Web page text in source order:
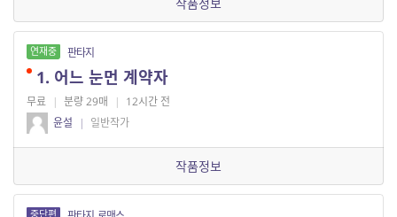
연재중 판타지
1. 어느 눈먼 계약자
무료 | 분량 29매 | 12시간 전
윤설
| 일반작가
작품정보
중단편